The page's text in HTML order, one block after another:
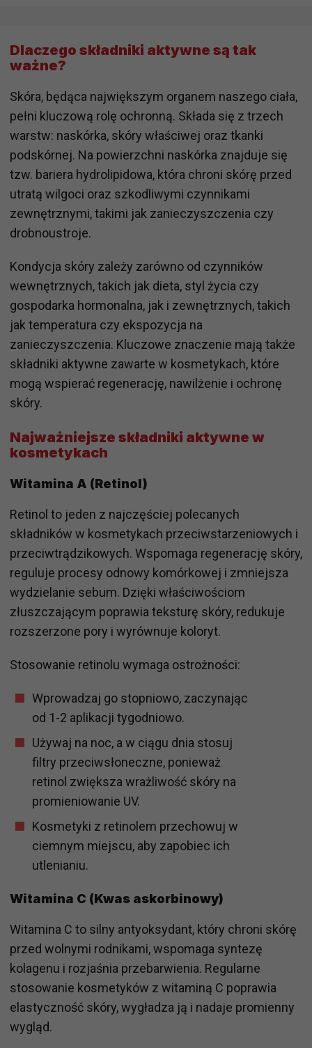
Dlaczego składniki aktywne są tak
ważne?
Skóra, będąca największym organem naszego ciała,
pełni kluczową rolę ochronną. Składa się z trzech
warstw: naskórka, skóry właściwej oraz tkanki
podskórnej. Na powierzchni naskórka znajduje się
tzw. bariera hydrolipidowa, która chroni skórę przed
utratą wilgoci oraz szkodliwymi czynnikami
zewnętrznymi, takimi jak zanieczyszczenia czy
drobnoustroje.
Kondycja skóry zależy zarówno od czynników
wewnętrznych, takich jak dieta, styl życia czy
gospodarka hormonalna, jak i zewnętrznych, takich
jak temperatura czy ekspozycja na
zanieczyszczenia. Kluczowe znaczenie mają także
składniki aktywne zawarte w kosmetykach, które
mogą wspierać regenerację, nawilżenie i ochronę
skóry.
Najważniejsze składniki aktywne w
kosmetykach
Witamina A (Retinol)
Retinol to jeden z najczęściej polecanych
składników w kosmetykach przeciwstarzeniowych i
przeciwtrądzikowych. Wspomaga regenerację skóry,
reguluje procesy odnowy komórkowej i zmniejsza
wydzielanie sebum. Dzięki właściwościom
złuszczającym poprawia teksturę skóry, redukuje
rozszerzone pory i wyrównuje koloryt.
Stosowanie retinolu wymaga ostrożności:
Wprowadzaj go stopniowo, zaczynając
od 1-2 aplikacji tygodniowo.
Używaj na noc, a w ciągu dnia stosuj
filtry przeciwsłoneczne, ponieważ
retinol zwiększa wrażliwość skóry na
promieniowanie UV.
Kosmetyki z retinolem przechowuj w
ciemnym miejscu, aby zapobiec ich
utlenianiu.
Witamina C (Kwas askorbinowy)
Witamina C to silny antyoksydant, który chroni skórę
przed wolnymi rodnikami, wspomaga syntezę
kolagenu i rozjaśnia przebarwienia. Regularne
stosowanie kosmetyków z witaminą C poprawia
elastyczność skóry, wygładza ją i nadaje promienny
wygląd.